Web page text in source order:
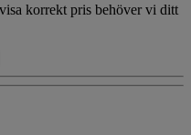
korrekt pris behöver vi ditt